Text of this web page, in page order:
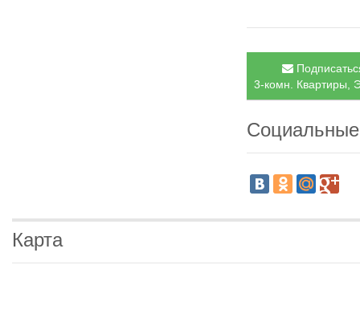
3-комн. Квартиры,
Карта